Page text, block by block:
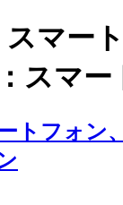
スマー
スマー